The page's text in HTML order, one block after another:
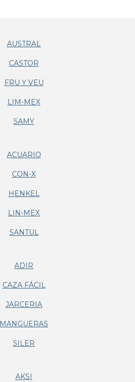
AUSTRAL
CASTOR
FRU Y VEU
LIM-MEX
SAMY
ACUARIO
CON-X
HENKEL
LIN-MEX
SANTUL
ADIR
CAZA FÁCIL
JARCERIA
MANGUERAS
SILER
AKSI